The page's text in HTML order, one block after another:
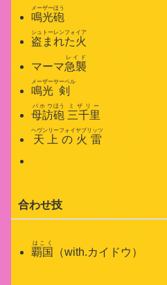
鳴光
メーザー
砲
ほう
盗まれた火
シュトーレンフォイア
マーマ急襲
レイド
鳴光
メーザー
剣
サーベル
母訪
バホウ
砲
ほう
三千里
ミザリー
天上の火雷
ヘヴンリーフォイヤブリッツ
合わせ技
覇国
はこく
（with.カイドウ）